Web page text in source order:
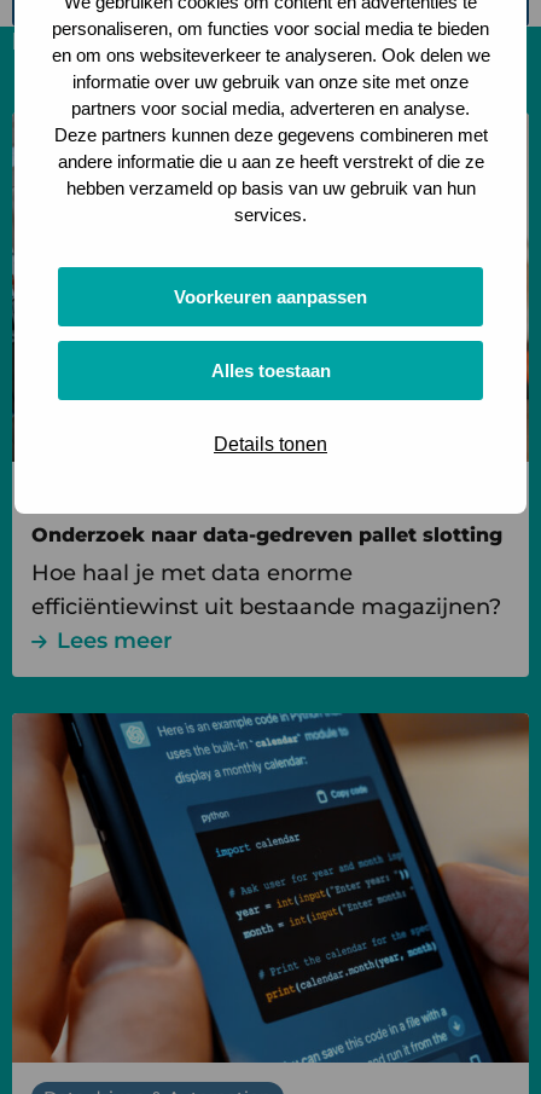
personaliseren, om functies voor social media te bieden
en om ons websiteverkeer te analyseren. Ook delen we
informatie over uw gebruik van onze site met onze
partners voor social media, adverteren en analyse.
Deze partners kunnen deze gegevens combineren met
andere informatie die u aan ze heeft verstrekt of die ze
hebben verzameld op basis van uw gebruik van hun
services.
Voorkeuren aanpassen
Alles toestaan
Details tonen
Relevante artikelen
Onderzoek naar data-gedreven pallet slotting
Hoe haal je met data enorme
efficiëntiewinst uit bestaande magazijnen?
Lees meer
Lees
meer
over
naar
data-
gedreven
Lees
meer
Large
Language
Models
Logistiek